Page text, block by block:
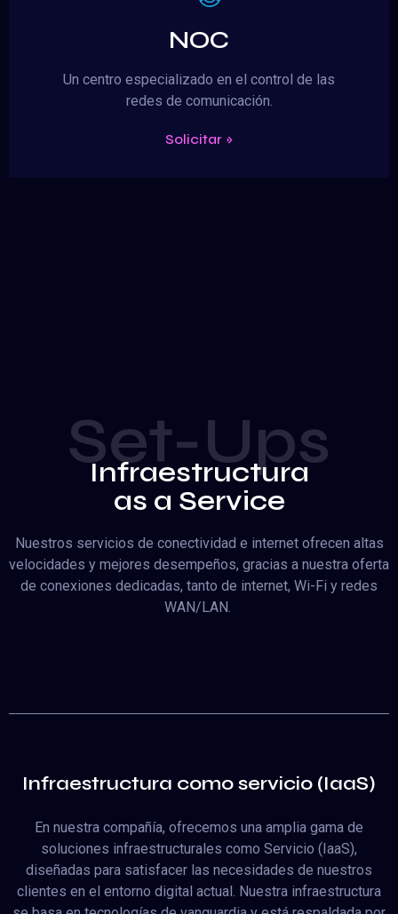
NOC
Un centro especializado en el control de las
redes de comunicación.
Solicitar »
Set-Ups
Infraestructura
as a Service
Nuestros servicios de conectividad e internet ofrecen altas
velocidades y mejores desempeños, gracias a nuestra oferta
de conexiones dedicadas, tanto de internet, Wi-Fi y redes
WAN/LAN.
Infraestructura como servicio (IaaS)
En nuestra compañía, ofrecemos una amplia gama de
soluciones infraestructurales como Servicio (IaaS),
diseñadas para satisfacer las necesidades de nuestros
clientes en el entorno digital actual. Nuestra infraestructura